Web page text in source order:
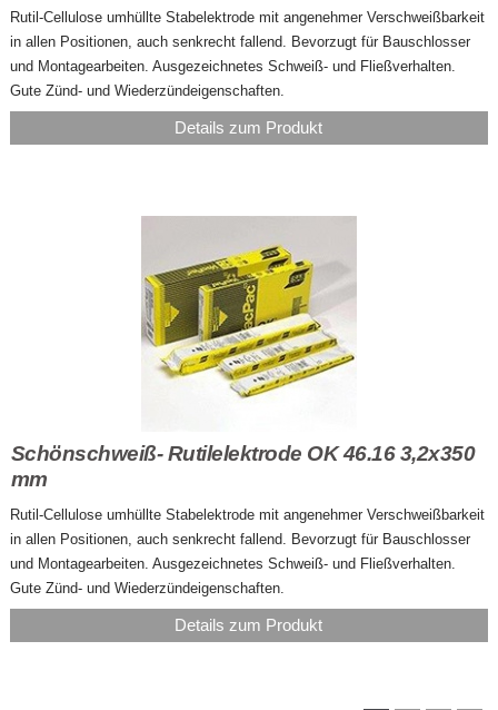
Rutil-Cellulose umhüllte Stabelektrode mit angenehmer Verschweißbarkeit
in allen Positionen, auch senkrecht fallend. Bevorzugt für Bauschlosser
und Montagearbeiten. Ausgezeichnetes Schweiß- und Fließverhalten.
Gute Zünd- und Wiederzündeigenschaften.
Details zum Produkt
Schönschweiß- Rutilelektrode OK 46.16 3,2x350
mm
Rutil-Cellulose umhüllte Stabelektrode mit angenehmer Verschweißbarkeit
in allen Positionen, auch senkrecht fallend. Bevorzugt für Bauschlosser
und Montagearbeiten. Ausgezeichnetes Schweiß- und Fließverhalten.
Gute Zünd- und Wiederzündeigenschaften.
Details zum Produkt